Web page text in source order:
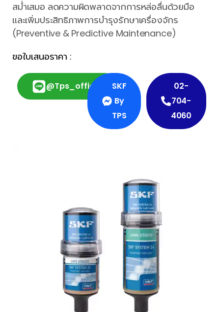
สม่ำเสมอ ลดความผิดพลาดจากการหล่อลื่นด้วยมือ
และเพิ่มประสิทธิภาพการบำรุงรักษาเครื่องจักร
(Preventive & Predictive Maintenance)
ขอใบเสนอราคา :
@tps_official
SKF
By
TPS
02-
704-
4060